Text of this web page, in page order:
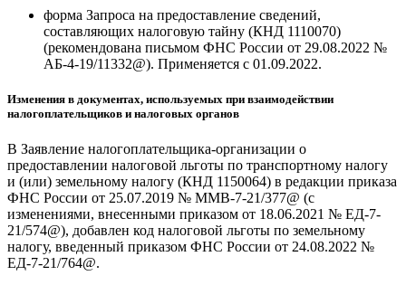
форма Запроса на предоставление сведений,
составляющих налоговую тайну (КНД 1110070)
(рекомендована письмом ФНС России от 29.08.2022 №
АБ-4-19/11332@). Применяется с 01.09.2022.
Изменения в документах, используемых при взаимодействии
налогоплательщиков и налоговых органов
В Заявление налогоплательщика-организации о
предоставлении налоговой льготы по транспортному налогу
и (или) земельному налогу (КНД 1150064) в редакции приказа
ФНС России от 25.07.2019 № ММВ-7-21/377@ (с
изменениями, внесенными приказом от 18.06.2021 № ЕД-7-
21/574@), добавлен код налоговой льготы по земельному
налогу, введенный приказом ФНС России от 24.08.2022 №
ЕД-7-21/764@.